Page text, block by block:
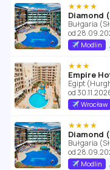
★★★★
Diamond
Bułgaria
od
Modlin
★★★
Egipt
od
Wrocław
★★★★
Diamond
Bułgaria
od
Modlin